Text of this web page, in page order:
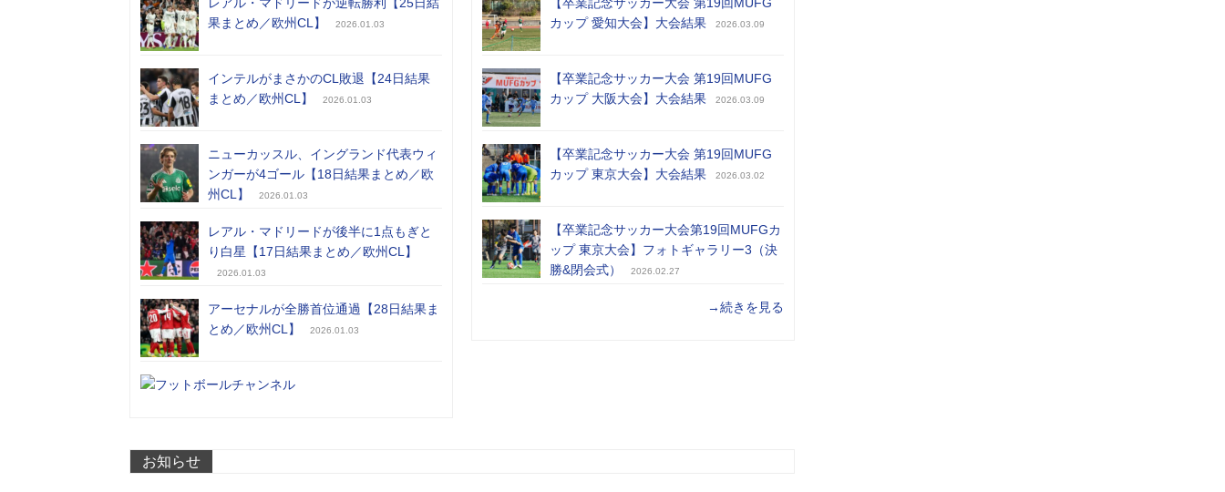
果まとめ／欧州CL】
2026.01.03
インテルがまさかのCL敗退【24日結果
まとめ／欧州CL】
2026.01.03
ニューカッスル、イングランド代表ウィ
ンガーが4ゴール【18日結果まとめ／欧
州CL】
2026.01.03
レアル・マドリードが後半に1点もぎと
り白星【17日結果まとめ／欧州CL】
2026.01.03
アーセナルが全勝首位通過【28日結果ま
とめ／欧州CL】
2026.01.03
カップ 愛知大会】大会結果
2026.03.09
【卒業記念サッカー大会 第19回MUFG
カップ 大阪大会】大会結果
2026.03.09
【卒業記念サッカー大会 第19回MUFG
カップ 東京大会】大会結果
2026.03.02
【卒業記念サッカー大会第19回MUFGカ
ップ 東京大会】フォトギャラリー3（決
勝&閉会式）
2026.02.27
→続きを見る
お知らせ